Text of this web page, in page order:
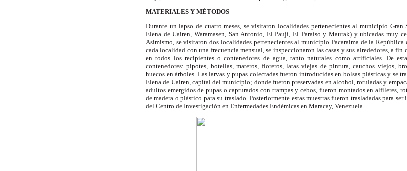
MATERIALES Y MÉTODOS
Durante un lapso de cuatro meses, se visitaron localidades pertenecientes al municipio Gran
Elena de Uairen, Waramasen, San Antonio, El Paují, El Paraíso y Maurak) y ubicadas muy
Asimismo, se visitaron dos localidades pertenecientes al municipio Pacaraima de la
cada localidad con una frecuencia mensual, se inspeccionaron las casas y sus alrededores, a fin
en todos los recipientes o contenedores de agua, tanto naturales como artificiales. De
contenedores: pipotes, botellas, materos, floreros, latas viejas de pintura, cauchos viejos,
huecos en árboles. Las larvas y pupas colectadas fueron introducidas en bolsas plásticas y se
Elena de Uairen, capital del municipio; donde fueron preservadas en alcohol, rotuladas y
adultos emergidos de pupas o capturados con trampas y cebos, fueron montados en alfileres,
de madera o plástico para su traslado. Posteriormente estas muestras fueron trasladadas para
del Centro de Investigación en Enfermedades Endémicas en Maracay, Venezuela.